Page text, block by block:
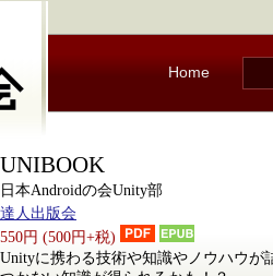
Home
UNIBOOK
日本Androidの会Unity部
達人出版会
550円 (500円+税)
Unityに携わる技術や知識やノウハウが